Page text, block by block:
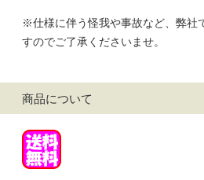
※仕様に伴う怪我や事故など、弊社
すのでご了承くださいませ。
商品について